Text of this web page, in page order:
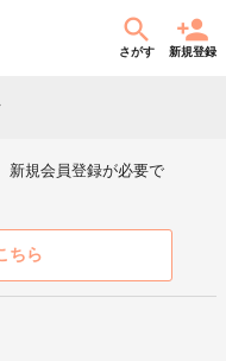
さがす 新規登録
新規会員登録が必要で
ちら